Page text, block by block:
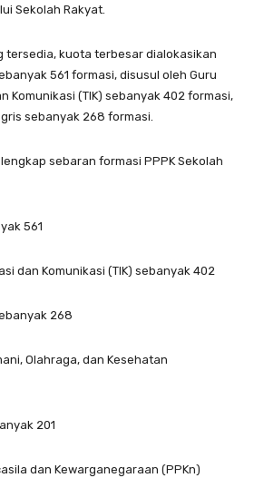
Sekolah Rakyat.
tersedia, kuota terbesar dialokasikan
561 formasi, disusul oleh Guru
Komunikasi (TIK) sebanyak 402 formasi,
sebanyak 268 formasi.
sebaran formasi PPPK Sekolah
561
dan Komunikasi (TIK) sebanyak 402
268
Olahraga, dan Kesehatan
201
dan Kewarganegaraan (PPKn)